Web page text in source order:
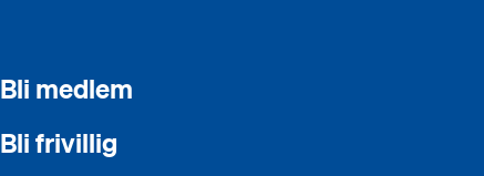
Bli medlem
Bli frivillig